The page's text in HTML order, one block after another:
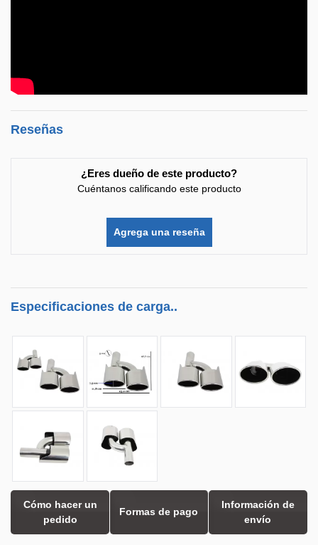
Reseñas
¿Eres dueño de este producto?
Cuéntanos calificando este producto
Agrega una reseña
Especificaciones de carga..
Cómo hacer un
pedido
Formas de pago
Información de
envío